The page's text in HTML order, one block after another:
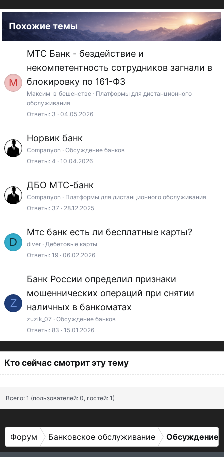
Похожие темы
М
МТС Банк - бездействие и
некомпетентность сотрудников загнали в
блокировку по 161-ФЗ
Максим_в_бешенстве
Платформы для дистанционного
обслуживания
Ответы 3 04.05.2026
Норвик банк
Companyon
Обсуждение банков
Ответы 4 10.04.2026
ДБО МТС-банк
Companyon
Платформы для дистанционного обслуживания
Ответы 37 28.12.2025
D
Мтс банк есть ли бесплатные карты?
diver
Дебетовые карты
Ответы 19 06.02.2026
Z
Банк России определил признаки
мошеннических операций при снятии
наличных в банкоматах
zuzik_07
Обсуждение банков
Ответы 83 15.01.2026
Кто сейчас смотрит эту тему
Всего: 1 (пользователей: 0, гостей: 1)
Форум Банковское обслуживание Обсуждение